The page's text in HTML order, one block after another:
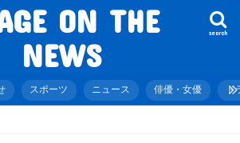
ON THE
NEWS
search
スポーツ ニュース 俳優・女優 ド